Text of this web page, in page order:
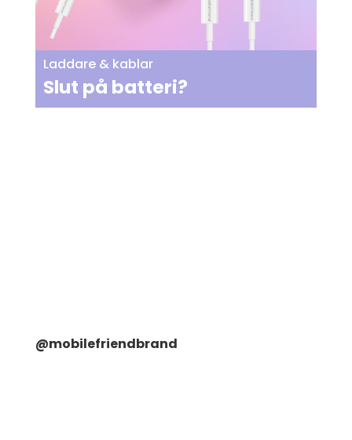
Laddare & kablar
Slut på batteri?
@mobilefriendbrand